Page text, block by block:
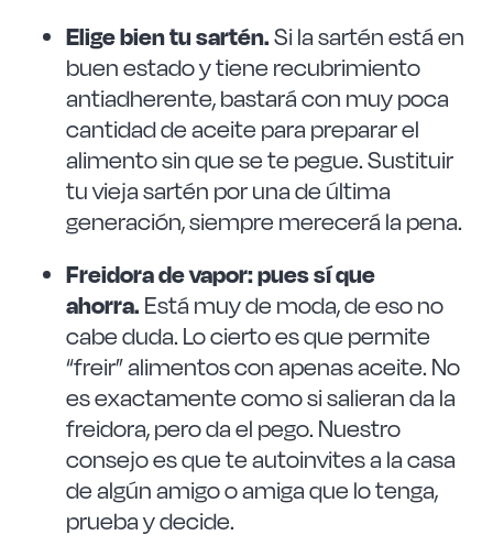
Elige bien tu sartén.Si la sartén está en
buen estado y tiene recubrimiento
antiadherente, bastará con muy poca
cantidad de aceite para preparar el
alimento sin que se te pegue. Sustituir
tu vieja sartén por una de última
generación, siempre merecerá la pena.
Freidora de vapor: pues sí que
ahorra. Está muy de moda, de eso no
cabe duda. Lo cierto es que permite
“freir” alimentos con apenas aceite. No
es exactamente como si salieran da la
freidora, pero da el pego. Nuestro
consejo es que te autoinvites a la casa
de algún amigo o amiga que lo tenga,
prueba y decide.